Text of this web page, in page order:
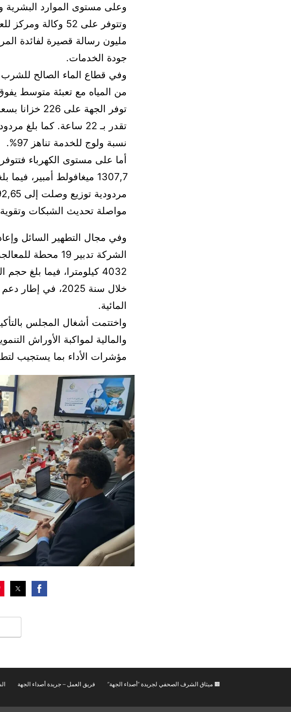
مليون رسالة قصيرة لفائدة
جودة الخدمات.
نسبة ولوج للخدمة تناهز 97%.
مواصلة تحديث الشبكات وتقوية
وفي مجال التطهير السائل
خلال سنة 2025، في
المائية.
واختتمت أشغال المجلس
والمالية لمواكبة الأوراش
مؤشرات الأداء بما يستجيب
🟫 ميثاق الشرف الصحفي لجريدة “أصداء الجهة” فريق العمل – جريدة أصداء الجهة